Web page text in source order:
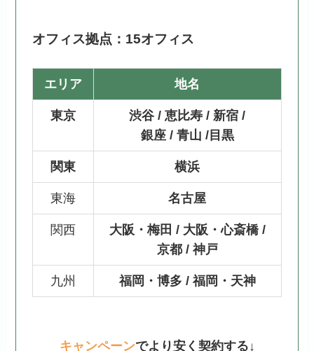
オフィス拠点：15オフィス
エリア 地名
東京
渋谷 / 恵比寿 / 新宿 /
銀座 / 青山 /目黒
関東 横浜
東海 名古屋
関西
大阪・梅田 / 大阪・心斎橋 /
京都 / 神戸
九州 福岡・博多 / 福岡・天神
キャンペーンでより安く契約する↓